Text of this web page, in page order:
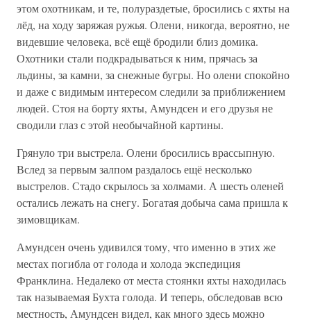
этом охотникам, и те, полураздетые, бросились с яхты на
лёд, на ходу заряжая ружья. Олени, никогда, вероятно, не
видевшие человека, всё ещё бродили близ домика.
Охотники стали подкрадываться к ним, прячась за
льдины, за камни, за снежные бугры. Но олени спокойно
и даже с видимым интересом следили за приближением
людей. Стоя на борту яхты, Амундсен и его друзья не
сводили глаз с этой необычайной картины.
Грянуло три выстрела. Олени бросились врассыпную.
Вслед за первым залпом раздалось ещё несколько
выстрелов. Стадо скрылось за холмами. А шесть оленей
остались лежать на снегу. Богатая добыча сама пришла к
зимовщикам.
Амундсен очень удивился тому, что именно в этих же
местах погибла от голода и холода экспедиция
Франклина. Недалеко от места стоянки яхты находилась
так называемая Бухта голода. И теперь, обследовав всю
местность, Амундсен видел, как много здесь можно